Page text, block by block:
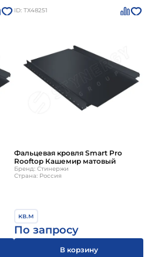
ID: ТХ48251
Фальцевая кровля Smart Pro
Rooftop Кашемир матовый
Бренд: Стинержи
Страна: Россия
кв.м
По запросу
В корзину